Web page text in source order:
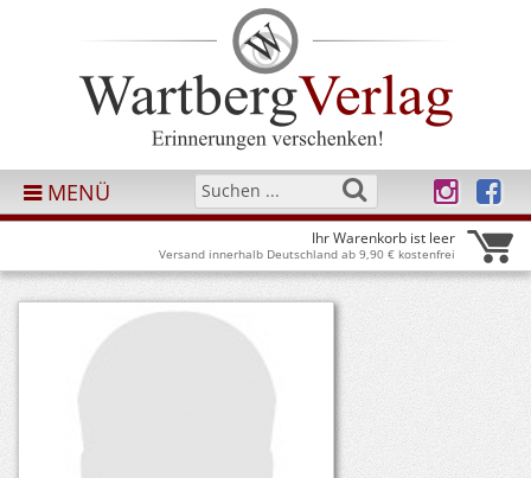
MENÜ
Ihr Warenkorb ist leer
Versand innerhalb Deutschland ab 9,90 € kostenfrei